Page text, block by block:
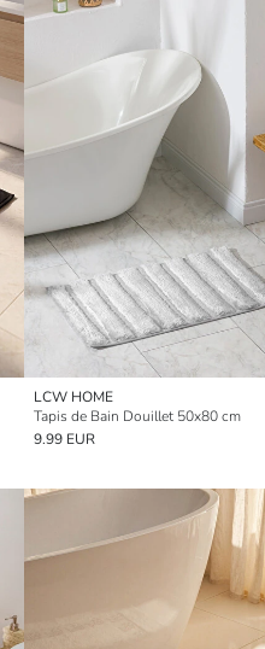
LCW HOME
Tapis de Bain Douillet 50x80 cm
9.99 EUR